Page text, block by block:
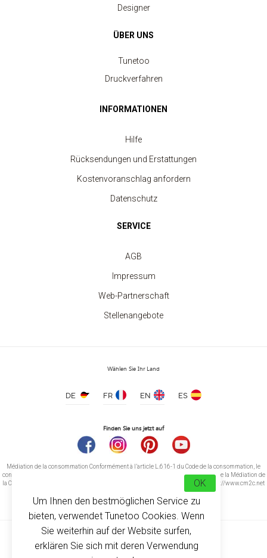
Designer
ÜBER UNS
Tunetoo
Druckverfahren
INFORMATIONEN
Hilfe
Rücksendungen und Erstattungen
Kostenvoranschlag anfordern
Datenschutz
SERVICE
AGB
Impressum
Web-Partnerschaft
Stellenangebote
Wählen Sie Ihr Land
DE FR EN ES
Finden Sie uns jetzt auf
Médiation de la consommation Conformément à l’article L.616-1 du Code de la consommation, le
consommateur peut recourir gratuitement au médiateur suivant : CM2C – Centre de la Médiation de
la Consommation de Conciliateurs de Justice 14 rue Saint Jean 75017 Paris https://www.cm2c.net
Um Ihnen den bestmöglichen Service zu
bieten, verwendet Tunetoo Cookies. Wenn
Sie weiterhin auf der Website surfen,
erklären Sie sich mit deren Verwendung
OK